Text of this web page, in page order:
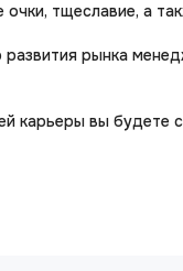
тщеславие, а
рынка
карьеры вы